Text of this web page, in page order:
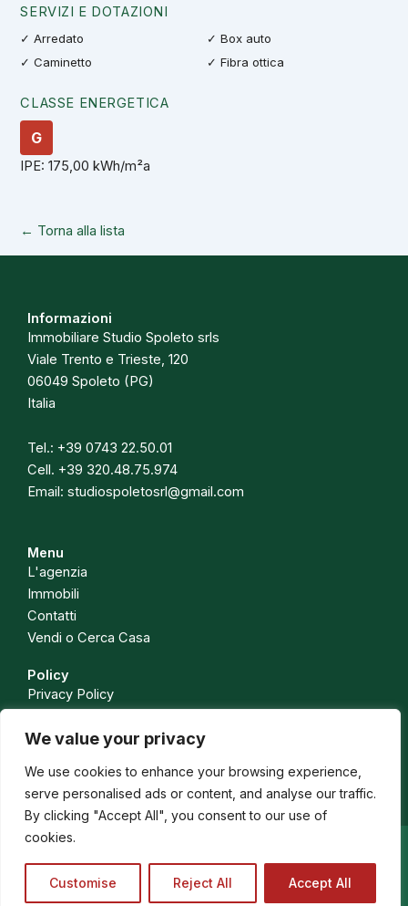
We value your privacy
We use cookies to enhance your browsing experience,
serve personalised ads or content, and analyse our traffic.
By clicking "Accept All", you consent to our use of
cookies.
Customise Reject All Accept All
SERVIZI E DOTAZIONI
✓ Arredato
✓ Box auto
✓ Caminetto
✓ Fibra ottica
CLASSE ENERGETICA
G
IPE: 175,00 kWh/m²a
← Torna alla lista
Informazioni
Immobiliare Studio Spoleto srls
Viale Trento e Trieste, 120
06049 Spoleto (PG)
Italia
Tel.: +39 0743 22.50.01
Cell. +39 320.48.75.974
Email: studiospoletosrl@gmail.com
Menu
L'agenzia
Immobili
Contatti
Vendi o Cerca Casa
Policy
Privacy Policy
Isc. Ruolo Soc. 1443 CCIAA PG
Copyright © 2026 | Studio Spoleto Immobiliare srls – P.IVA
03847980541. Tutti i diritti riservati. Design byLightage